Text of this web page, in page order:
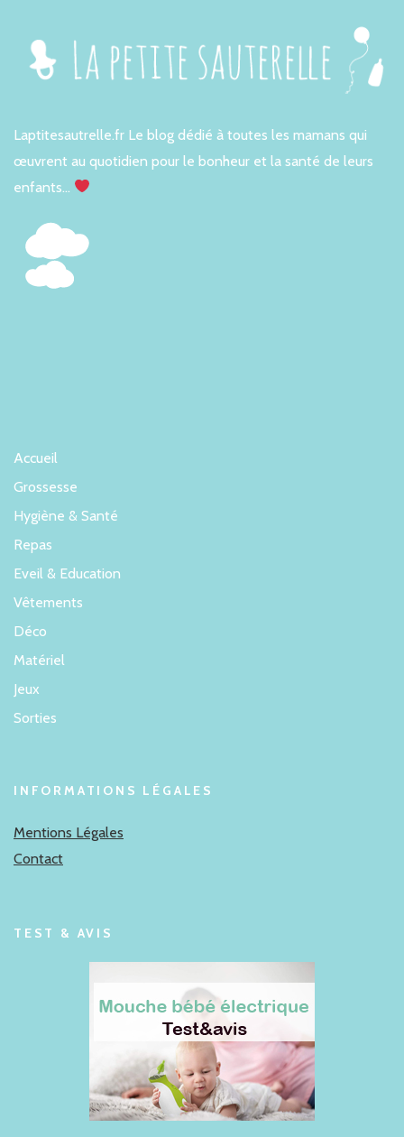
Laptitesautrelle.fr Le blog dédié à toutes les mamans qui
œuvrent au quotidien pour le bonheur et la santé de leurs
enfants…
Accueil
Grossesse
Hygiène & Santé
Repas
Eveil & Education
Vêtements
Déco
Matériel
Jeux
Sorties
INFORMATIONS LÉGALES
Mentions Légales
Contact
TEST & AVIS